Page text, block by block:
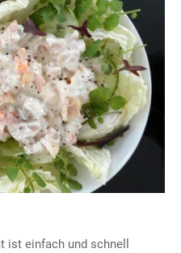
ist einfach und schnell